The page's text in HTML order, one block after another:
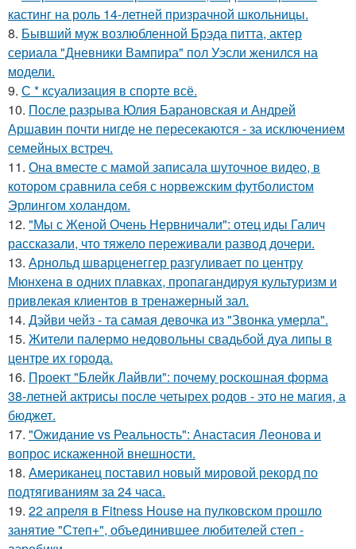
кастинг на роль 14-летней призрачной школьницы.
8. Бывший муж возлюбленной Брэда питта, актер
сериала "Дневники Вампира" пол Уэсли женился на
модели.
9. С * ксуализация в спорте всё.
10. После разрыва Юлия Барановская и Андрей
Аршавин почти нигде не пересекаются - за исключением
семейных встреч.
11. Она вместе с мамой записала шуточное видео, в
котором сравнила себя с норвежским футболистом
Эрлингом холандом.
12. "Мы с Женой Очень Нервничали": отец иды Галич
рассказали, что тяжело переживали развод дочери.
13. Арнольд шварценеггер разгуливает по центру
Мюнхена в одних плавках, пропагандируя культуризм и
привлекая клиентов в тренажерный зал.
14. Дэйви чейз - та самая девочка из "Звонка умерла".
15. Жители палермо недовольны свадьбой дуа липы в
центре их города.
16. Проект "Блейк Лайвли": почему роскошная форма
38-летней актрисы после четырех родов - это не магия, а
бюджет.
17. "Ожидание vs Реальность": Анастасия Леонова и
вопрос искаженной внешности.
18. Американец поставил новый мировой рекорд по
подтягиваниям за 24 часа.
19. 22 апреля в Fitness House на пулковском прошло
занятие "Степ+", объединившее любителей степ -